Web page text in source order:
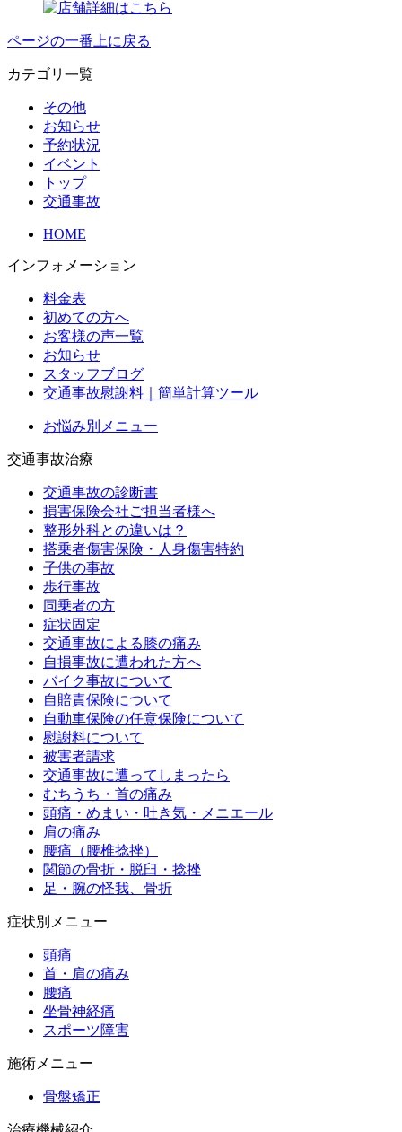
ページの一番上に戻る
カテゴリ一覧
その他
お知らせ
予約状況
イベント
トップ
交通事故
HOME
インフォメーション
料金表
初めての方へ
お客様の声一覧
お知らせ
スタッフブログ
交通事故慰謝料｜簡単計算ツール
お悩み別メニュー
交通事故治療
交通事故の診断書
損害保険会社ご担当者様へ
整形外科との違いは？
搭乗者傷害保険・人身傷害特約
子供の事故
歩行事故
同乗者の方
症状固定
交通事故による膝の痛み
自損事故に遭われた方へ
バイク事故について
自賠責保険について
自動車保険の任意保険について
慰謝料について
被害者請求
交通事故に遭ってしまったら
むちうち・首の痛み
頭痛・めまい・吐き気・メニエール
肩の痛み
腰痛（腰椎捻挫）
関節の骨折・脱臼・捻挫
足・腕の怪我、骨折
症状別メニュー
頭痛
首・肩の痛み
腰痛
坐骨神経痛
スポーツ障害
施術メニュー
骨盤矯正